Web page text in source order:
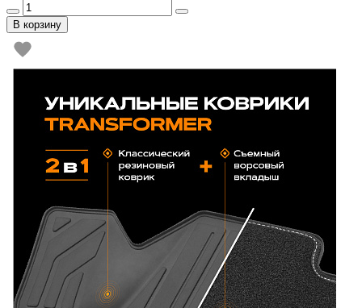
В корзину